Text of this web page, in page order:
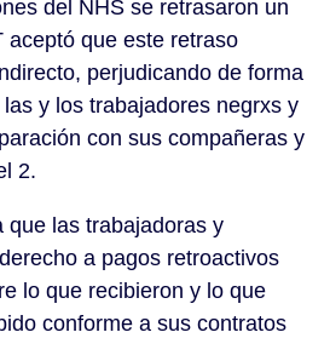
del NHS se retrasaron un
aceptó que este retraso
perjudicando de forma
y los trabajadores negrxs y
con sus compañeras y
2.
que las trabajadoras y
a pagos retroactivos
lo que recibieron y lo que
conforme a sus contratos